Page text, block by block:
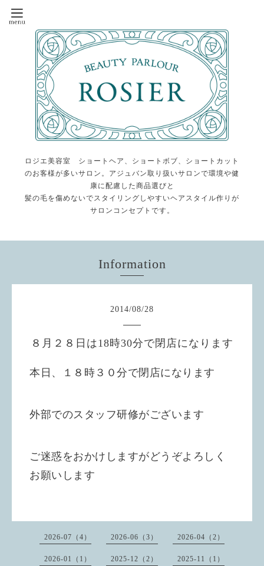
ロジエ美容室 ショートヘア、ショートボブ、ショートカット
のお客様が多いサロン。アジュバン取り扱いサロンで環境や健
康に配慮した商品選びと
髪の毛を傷めないでスタイリングしやすいヘアスタイル作りが
サロンコンセプトです。
Information
2014/08/28
８月２８日は18時30分で閉店になります
本日、１８時３０分で閉店になります
外部でのスタッフ研修がございます
ご迷惑をおかけしますがどうぞよろしく
お願いします
2026-07（4） 2026-06（3） 2026-04（2）
2026-01（1） 2025-12（2） 2025-11（1）